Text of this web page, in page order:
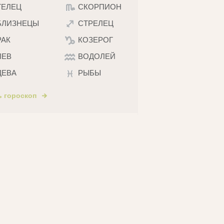
СКОРПИОН
СТРЕЛЕЦ
КОЗЕРОГ
ВОДОЛЕЙ
РЫБЫ
гороскоп